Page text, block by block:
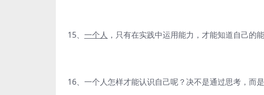
15、 一个人 ，只有在实践中运用能力，才能知道自己
16、一个人怎样才能认识自己呢？决不是通过思考，而